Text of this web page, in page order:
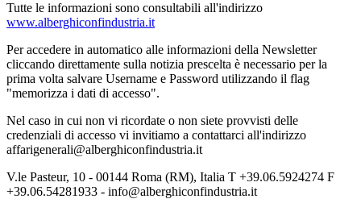
Tutte le informazioni sono consultabili all'indirizzo
www.alberghiconfindustria.it
Per accedere in automatico alle informazioni della Newsletter
cliccando direttamente sulla notizia prescelta è necessario per la
prima volta salvare Username e Password utilizzando il flag
"memorizza i dati di accesso".
Nel caso in cui non vi ricordate o non siete provvisti delle
credenziali di accesso vi invitiamo a contattarci all'indirizzo
affarigenerali@alberghiconfindustria.it
V.le Pasteur, 10 - 00144 Roma (RM), Italia T +39.06.5924274 F
+39.06.54281933 - info@alberghiconfindustria.it